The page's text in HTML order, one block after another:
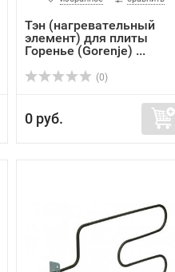
Тэн (нагревательный
элемент) для плиты
Горенье (Gorenje) ...
(0)
0 руб.